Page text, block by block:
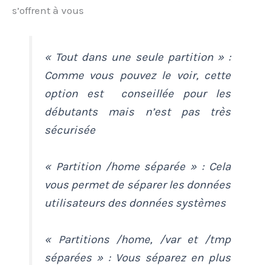
s’offrent à vous
« Tout dans une seule partition » :
Comme vous pouvez le voir, cette
option est conseillée pour les
débutants mais n’est pas très
sécurisée
« Partition /home séparée » : Cela
vous permet de séparer les données
utilisateurs des données systèmes
« Partitions /home, /var et /tmp
séparées » : Vous séparez en plus